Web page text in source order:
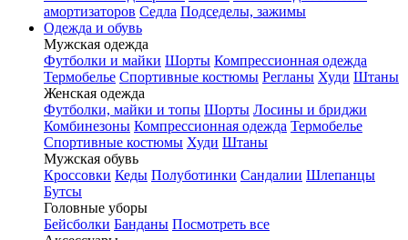
амортизаторов Седла Подседелы, зажимы
Одежда и обувь
Мужская одежда
Футболки и майки Шорты Компрессионная одежда
Термобелье Спортивные костюмы Регланы Худи Штаны
Женская одежда
Футболки, майки и топы Шорты Лосины и бриджи
Комбинезоны Компрессионная одежда Термобелье
Спортивные костюмы Худи Штаны
Мужская обувь
Кроссовки Кеды Полуботинки Сандалии Шлепанцы
Бутсы
Головные уборы
Бейсболки Банданы Посмотреть все